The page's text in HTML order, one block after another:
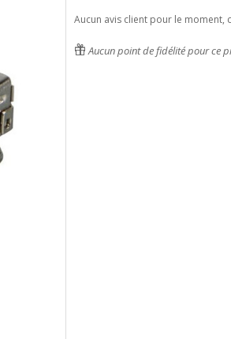
Aucun avis client pour le moment,
Aucun point de fidélité pour ce